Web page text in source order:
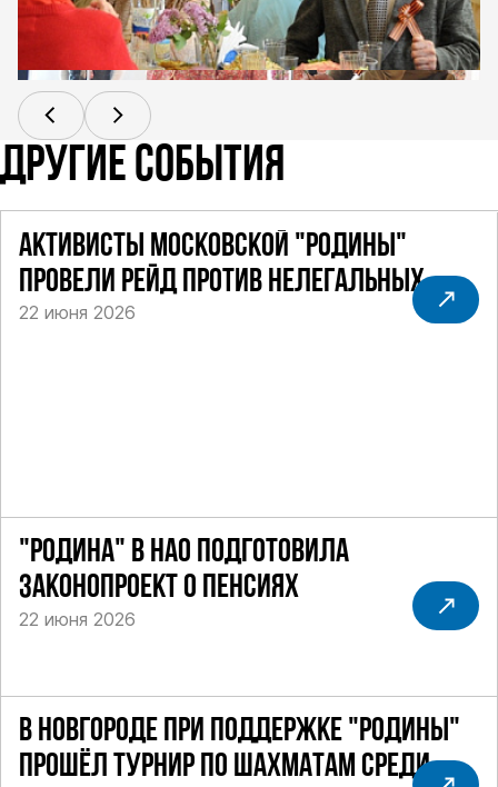
ДРУГИЕ СОБЫТИЯ
АКТИВИСТЫ МОСКОВСКОЙ "РОДИНЫ"
ПРОВЕЛИ РЕЙД ПРОТИВ НЕЛЕГАЛЬНЫХ
ТАКСИ
22 июня 2026
"РОДИНА" В НАО ПОДГОТОВИЛА
ЗАКОНОПРОЕКТ О ПЕНСИЯХ
22 июня 2026
В НОВГОРОДЕ ПРИ ПОДДЕРЖКЕ "РОДИНЫ"
ПРОШЁЛ ТУРНИР ПО ШАХМАТАМ СРЕДИ